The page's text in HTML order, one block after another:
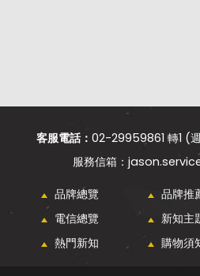
客服電話： 02-29959861 轉1 (
品牌總覽 品牌推
電信總覽
新知主
熱門新知
購物須